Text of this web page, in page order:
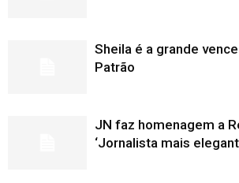
Sheila é a grande
Patrão
JN faz homenagem a
‘Jornalista mais